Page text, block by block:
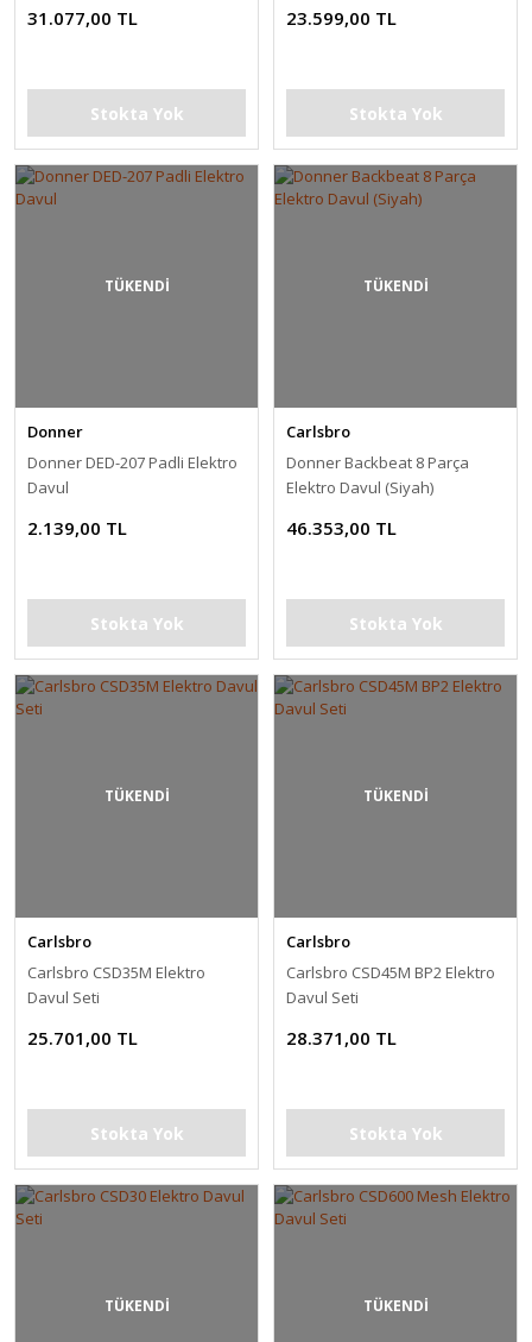
31.077,00 TL
Stokta Yok
23.599,00 TL
Stokta Yok
TÜKENDİ
Donner
Donner DED-207 Padli Elektro
Davul
2.139,00 TL
Stokta Yok
TÜKENDİ
Carlsbro
Donner Backbeat 8 Parça
Elektro Davul (Siyah)
46.353,00 TL
Stokta Yok
TÜKENDİ
Carlsbro
Carlsbro CSD35M Elektro
Davul Seti
25.701,00 TL
Stokta Yok
TÜKENDİ
Carlsbro
Carlsbro CSD45M BP2 Elektro
Davul Seti
28.371,00 TL
Stokta Yok
TÜKENDİ TÜKENDİ